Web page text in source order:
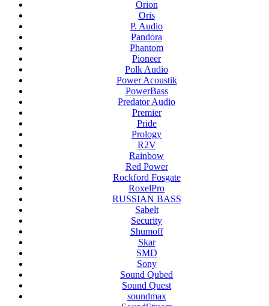
Orion
Oris
P. Audio
Pandora
Phantom
Pioneer
Polk Audio
Power Acoustik
PowerBass
Predator Audio
Premier
Pride
Prology
R2V
Rainbow
Red Power
Rockford Fosgate
RoxelPro
RUSSIAN BASS
Sabelt
Security
Shumoff
Skar
SMD
Sony
Sound Qubed
Sound Quest
soundmax